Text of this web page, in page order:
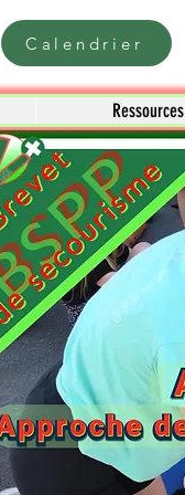
Calendrier
Ressources